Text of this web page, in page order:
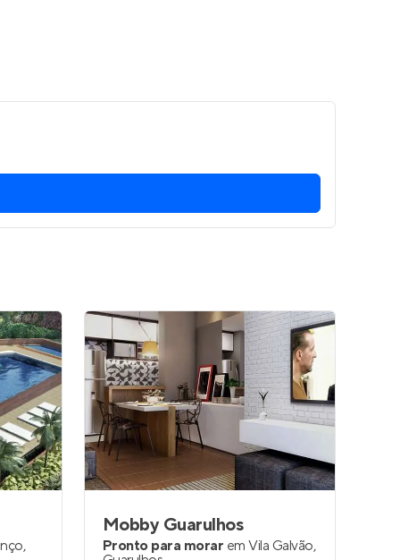
,
Mobby Guarulhos
Pronto para morar em Vila Galvão,